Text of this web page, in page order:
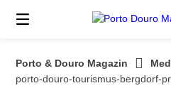
zum
Porto & Douro Magazin
porto-douro-tourismus-bergdorf-